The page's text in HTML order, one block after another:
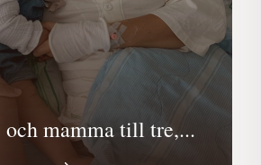
och mamma till tre,...